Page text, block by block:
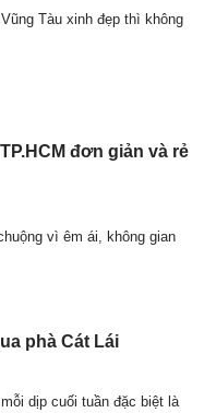
Tàu xinh đẹp thì không
đơn giản và rẻ
vì êm ái, không gian
phà Cát Lái
dịp cuối tuần đặc biệt là